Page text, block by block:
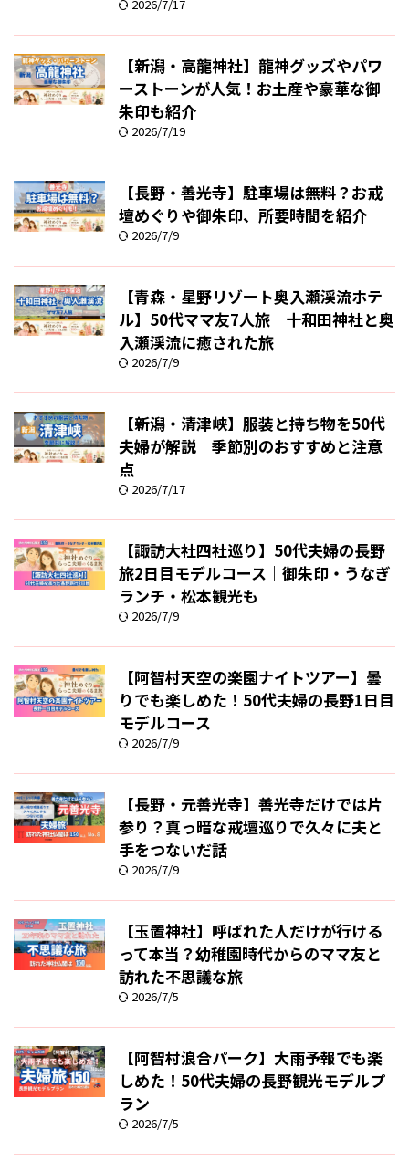
2026/7/17
【新潟・高龍神社】龍神グッズやパワ
ーストーンが人気！お土産や豪華な御
朱印も紹介
2026/7/19
【長野・善光寺】駐車場は無料？お戒
壇めぐりや御朱印、所要時間を紹介
2026/7/9
【青森・星野リゾート奥入瀬渓流ホテ
ル】50代ママ友7人旅｜十和田神社と奥
入瀬渓流に癒された旅
2026/7/9
【新潟・清津峡】服装と持ち物を50代
夫婦が解説｜季節別のおすすめと注意
点
2026/7/17
【諏訪大社四社巡り】50代夫婦の長野
旅2日目モデルコース｜御朱印・うなぎ
ランチ・松本観光も
2026/7/9
【阿智村天空の楽園ナイトツアー】曇
りでも楽しめた！50代夫婦の長野1日目
モデルコース
2026/7/9
【長野・元善光寺】善光寺だけでは片
参り？真っ暗な戒壇巡りで久々に夫と
手をつないだ話
2026/7/9
【玉置神社】呼ばれた人だけが行ける
って本当？幼稚園時代からのママ友と
訪れた不思議な旅
2026/7/5
【阿智村浪合パーク】大雨予報でも楽
しめた！50代夫婦の長野観光モデルプ
ラン
2026/7/5